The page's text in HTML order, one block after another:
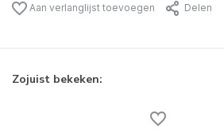
Aan verlanglijst toevoegen Delen
Zojuist bekeken: